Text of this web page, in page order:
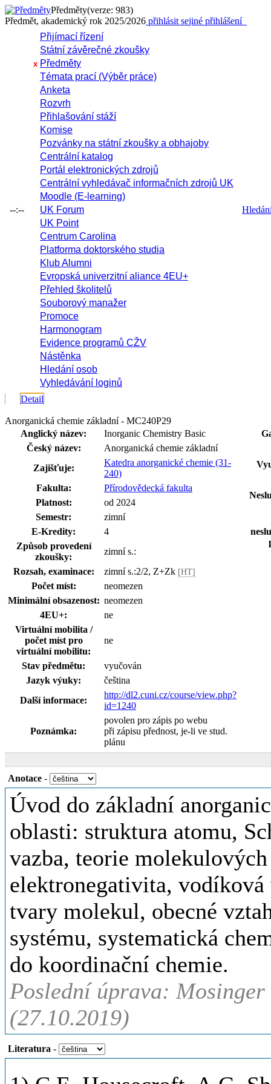
Předměty(verze: 983)
Předmět, akademický rok 2025/2026 přihlásit sejiné přihlášení
--:--
Přijímací řízení
Státní závěrečné zkoušky
x Předměty
Témata prací (Výběr práce)
Anketa
Rozvrh
Přihlašování stáží
Komise
Pozvánky na státní zkoušky a obhajoby
Centrální katalog
Portál elektronických zdrojů
Centrální vyhledávač informačních zdrojů UK
Moodle (E-learning)
UK Forum
UK Point
Centrum Carolina
Platforma doktorského studia
Klub Alumni
Evropská univerzitní aliance 4EU+
Přehled školitelů
Souborový manažer
Promoce
Harmonogram
Evidence programů CŽV
Nástěnka
Hledání osob
Vyhledávání loginů
Detail
Anorganická chemie základní - MC240P29
Anglický název:
Inorganic Chemistry Basic
Český název:
Anorganická chemie základní
Zajišťuje:
Katedra anorganické chemie (31-
240)
Fakulta:
Přírodovědecká fakulta
Platnost:
od 2024
Semestr:
zimní
E-Kredity:
4
Způsob provedení
zkoušky:
zimní s.:
Rozsah, examinace:
zimní s.:2/2, Z+Zk [HT]
Počet míst:
neomezen
Minimální obsazenost: neomezen
4EU+:
ne
Virtuální mobilita /
počet míst pro
virtuální mobilitu:
ne
Stav předmětu:
vyučován
Jazyk výuky:
čeština
Další informace:
http://dl2.cuni.cz/course/view.php?
id=1240
Poznámka:
povolen pro zápis po webu
při zápisu přednost, je-li ve stud.
plánu
Anotace -
Úvod do základní
oblasti: struktura atomu,
vazba, teorie
elektronegativita,
tvary molekul, obecné
systému, systematická
do koordinační chemie.
Poslední úprava:
(27.10.2019)
Literatura -